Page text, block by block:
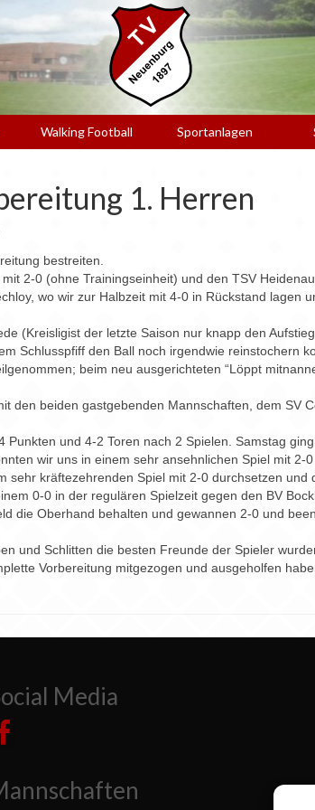
Walking Football Sportanlagen
1. Herren
bestreiten.
2-0 (ohne Trainingseinheit) und den TSV
wo wir zur Halbzeit mit 4-0 in Rückstand lagen
(Kreisligist der letzte Saison nur knapp den
Schlusspfiff den Ball noch irgendwie reinstochern
beim neu ausgerichteten “Löppt
den beiden gastgebenden Mannschaften, dem SV
und 4-2 Toren nach 2 Spielen. Samstag
wir uns in einem sehr ansehnlichen Spiel mit
kräftezehrenden Spiel mit 2-0 durchsetzen und
0-0 in der regulären Spielzeit gegen den BV
die Oberhand behalten und gewannen 2-0 und
und Schlitten die besten Freunde der Spieler
Vorbereitung mitgezogen und ausgeholfen
Media